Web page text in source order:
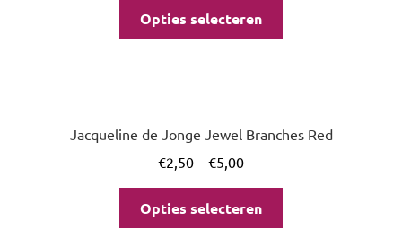
Opties selecteren
Jacqueline de Jonge Jewel Branches Red
€2,50 – €5,00
Opties selecteren